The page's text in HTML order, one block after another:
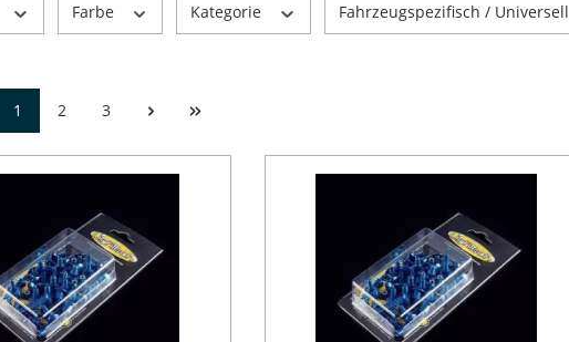
Farbe Kategorie Fahrzeugspezifisch / Universell
1 2 3